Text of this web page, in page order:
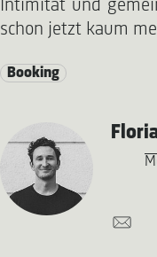
Intimität und
schon jetzt kaum
Booking